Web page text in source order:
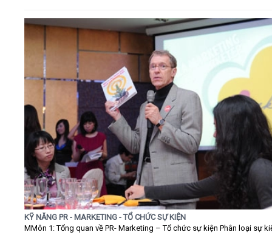
KỸ NĂNG PR - MARKETING - TỔ CHỨC SỰ KIỆN
MMôn 1: Tổng quan về PR- Marketing – Tổ chức sự kiện Phân loại sự